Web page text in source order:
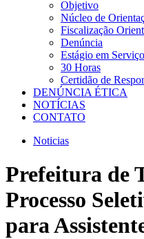
Objetivo
Núcleo de
Fiscalização
Denúncia
Estágio em
30 Horas
Certidão de
DENÚNCIA ÉTICA
NOTÍCIAS
CONTATO
Noticias
Prefeitura de
Processo
para